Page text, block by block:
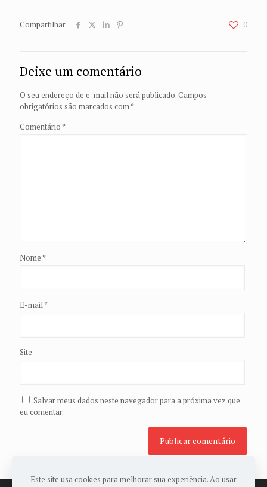
Compartilhar 0
Deixe um comentário
O seu endereço de e-mail não será publicado.Campos
obrigatórios são marcados com*
Comentário *
Nome *
E-mail*
Site
Salvar meus dados neste navegador para a próxima vez que
eu comentar.
Este site usa cookies para melhorar sua experiência. Ao usar